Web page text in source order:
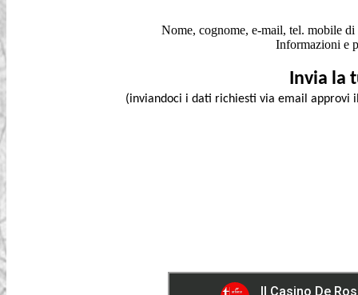
Nome, cognome, e-mail, tel. mobile di
Informazioni e
Invia la
(inviandoci i dati richiesti via email approvi